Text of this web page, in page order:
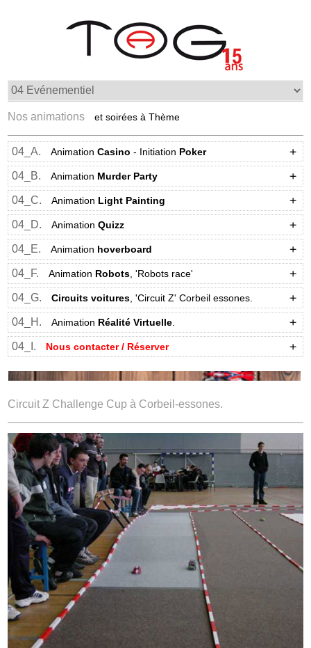
Nos animations et soirées à Thème
04_A. AnimationCasino - Initiation Poker
04_B. Animation Murder Party
04_C. Animation Light Painting
04_D. AnimationQuizz
04_E. Animation hoverboard
04_F. Animation Robots, 'Robots race'
04_G. Circuits voitures, 'Circuit Z' Corbeil essones.
04_H. Animation Réalité Virtuelle.
04_I. Nous contacter / Réserver
Circuit Z Challenge Cup à Corbeil-essones.